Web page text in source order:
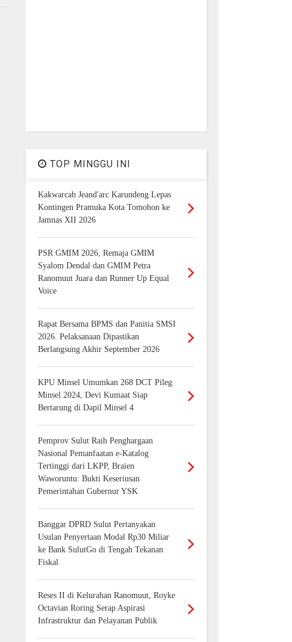
TOP MINGGU INI
Kakwarcab Jeand'arc Karundeng Lepas
Kontingen Pramuka Kota Tomohon ke
Jamnas XII 2026
PSR GMIM 2026, Remaja GMIM
Syalom Dendal dan GMIM Petra
Ranomuut Juara dan Runner Up Equal
Voice
Rapat Bersama BPMS dan Panitia SMSI
2026. Pelaksanaan Dipastikan
Berlangsung Akhir September 2026
KPU Minsel Umumkan 268 DCT Pileg
Minsel 2024, Devi Kumaat Siap
Bertarung di Dapil Minsel 4
Pemprov Sulut Raih Penghargaan
Nasional Pemanfaatan e-Katalog
Tertinggi dari LKPP, Braien
Waworuntu: Bukti Keseriusan
Pemerintahan Gubernur YSK
Banggar DPRD Sulut Pertanyakan
Usulan Penyertaan Modal Rp30 Miliar
ke Bank SulutGo di Tengah Tekanan
Fiskal
Reses II di Kelurahan Ranomuut, Royke
Octavian Roring Serap Aspirasi
Infrastruktur dan Pelayanan Publik